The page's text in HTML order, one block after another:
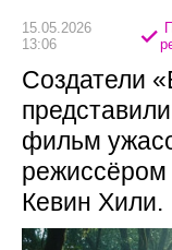
15.05.2026
13:06
Создатели
фильм
режиссёром
Кевин Хили.